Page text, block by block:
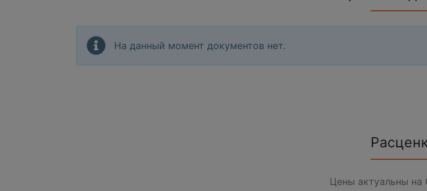
На данный момент документов нет.
Цены актуальны на